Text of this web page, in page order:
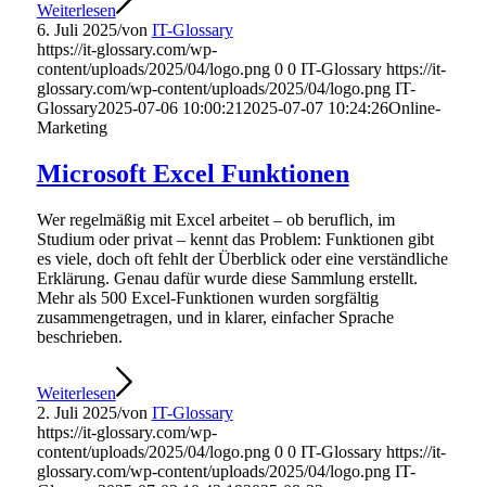
Weiterlesen
6. Juli 2025/von IT-Glossary
https://it-glossary.com/wp-
content/uploads/2025/04/logo.png 0 0 IT-Glossary https://it-
glossary.com/wp-content/uploads/2025/04/logo.png IT-
Glossary2025-07-06 10:00:21 2025-07-07 10:24:26Online-
Marketing
Microsoft Excel Funktionen
Wer regelmäßig mit Excel arbeitet – ob beruflich, im
Studium oder privat – kennt das Problem: Funktionen gibt
es viele, doch oft fehlt der Überblick oder eine verständliche
Erklärung. Genau dafür wurde diese Sammlung erstellt.
Mehr als 500 Excel-Funktionen wurden sorgfältig
zusammengetragen, und in klarer, einfacher Sprache
beschrieben.
Weiterlesen
2. Juli 2025/von IT-Glossary
https://it-glossary.com/wp-
content/uploads/2025/04/logo.png 0 0 IT-Glossary https://it-
glossary.com/wp-content/uploads/2025/04/logo.png IT-